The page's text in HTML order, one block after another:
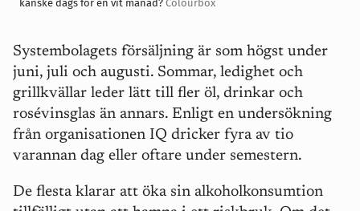
kanske dags för en vit månad? Colourbox
Systembolagets försäljning är som högst under
juni, juli och augusti. Sommar, ledighet och
grillkvällar leder lätt till fler öl, drinkar och
rosévinsglas än annars. Enligt en undersökning
från organisationen IQ dricker fyra av tio
varannan dag eller oftare under semestern.
De flesta klarar att öka sin alkoholkonsumtion